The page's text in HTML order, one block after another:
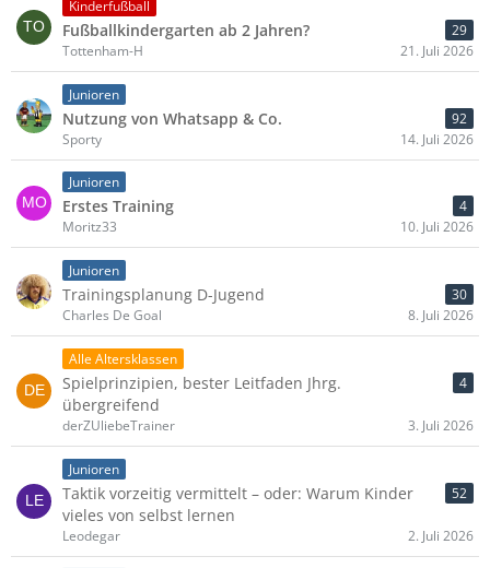
Kinderfußball
Fußballkindergarten ab 2 Jahren?
29
Tottenham-H
21. Juli 2026
Junioren
Nutzung von Whatsapp & Co.
92
Sporty
14. Juli 2026
Junioren
Erstes Training
4
Moritz33
10. Juli 2026
Junioren
Trainingsplanung D-Jugend
30
Charles De Goal
8. Juli 2026
Alle Altersklassen
Spielprinzipien, bester Leitfaden Jhrg.
übergreifend
4
derZUliebeTrainer 3. Juli 2026
Junioren
Taktik vorzeitig vermittelt – oder: Warum Kinder
vieles von selbst lernen
52
Leodegar 2. Juli 2026